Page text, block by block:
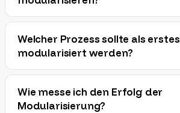
Welcher Prozess sollte als erstes
modularisiert werden?
Wie messe ich den Erfolg der
Modularisierung?